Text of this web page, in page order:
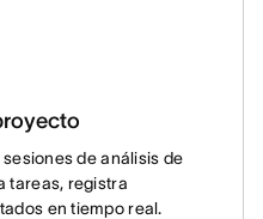
de análisis de
tareas, registra
en tiempo real.